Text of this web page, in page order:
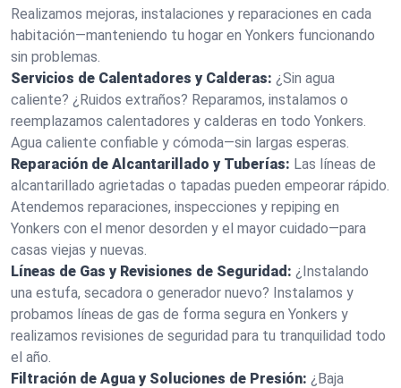
Realizamos mejoras, instalaciones y reparaciones en cada
habitación—manteniendo tu hogar en Yonkers funcionando
sin problemas.
Servicios de Calentadores y Calderas: ¿Sin agua
caliente? ¿Ruidos extraños? Reparamos, instalamos o
reemplazamos calentadores y calderas en todo Yonkers.
Agua caliente confiable y cómoda—sin largas esperas.
Reparación de Alcantarillado y Tuberías: Las líneas de
alcantarillado agrietadas o tapadas pueden empeorar rápido.
Atendemos reparaciones, inspecciones y repiping en
Yonkers con el menor desorden y el mayor cuidado—para
casas viejas y nuevas.
Líneas de Gas y Revisiones de Seguridad: ¿Instalando
una estufa, secadora o generador nuevo? Instalamos y
probamos líneas de gas de forma segura en Yonkers y
realizamos revisiones de seguridad para tu tranquilidad todo
el año.
Filtración de Agua y Soluciones de Presión: ¿Baja